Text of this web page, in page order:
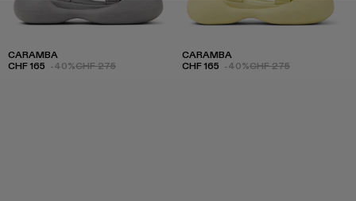
CARAMBA
CHF 165 -40%CHF 275
CARAMBA
CHF 165 -40%CHF 275